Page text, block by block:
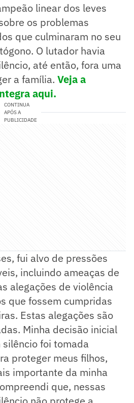
linear dos leves
os problemas
que culminaram no seu
O lutador havia
até então, fora uma
a família. Veja a
aqui.
CONTINUA
APÓS A
PUBLICIDADE
fui alvo de pressões
incluindo ameaças de
alegações de violência
que fossem cumpridas
Estas alegações são
Minha decisão inicial
foi tomada
proteger meus filhos,
importante da minha
que, nessas